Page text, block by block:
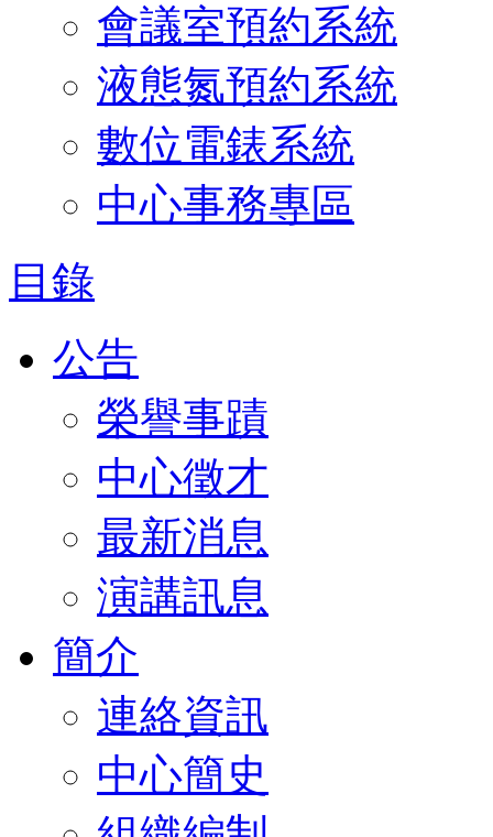
會議室預約系統
液態氮預約系統
數位電錶系統
中心事務專區
目錄
公告
榮譽事蹟
中心徵才
最新消息
演講訊息
簡介
連絡資訊
中心簡史